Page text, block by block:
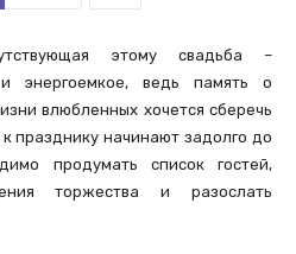
этому свадьба –
энергоемкое, ведь память о
влюбленных хочется сберечь
к празднику начинают задолго до
продумать список гостей,
торжества и разослать